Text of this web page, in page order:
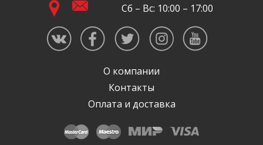
Сб – Вс: 10:00 – 17:00
О компании
Контакты
Оплата и доставка